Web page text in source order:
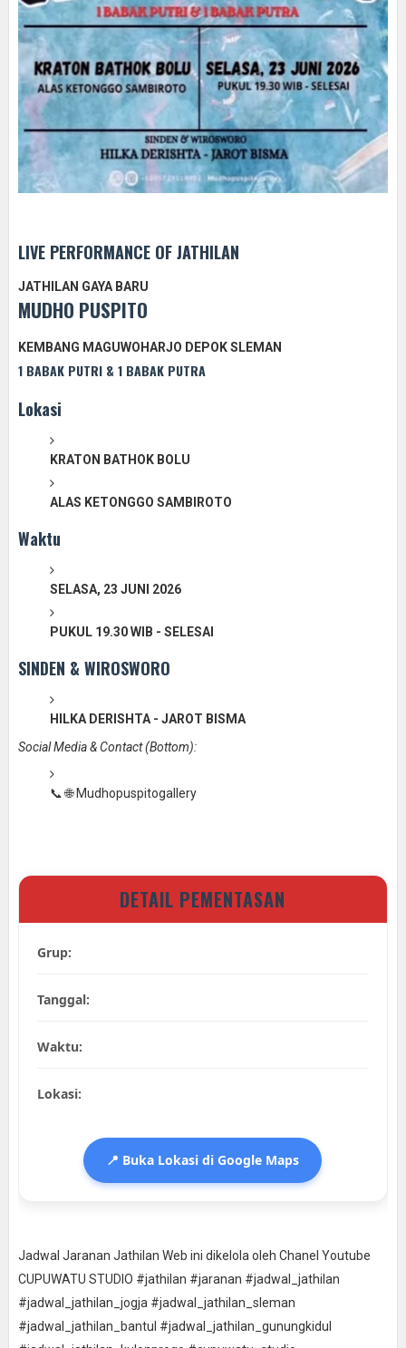
LIVE PERFORMANCE OF JATHILAN
JATHILAN GAYA BARU
MUDHO PUSPITO
KEMBANG MAGUWOHARJO DEPOK SLEMAN
1 BABAK PUTRI & 1 BABAK PUTRA
Lokasi
KRATON BATHOK BOLU
ALAS KETONGGO SAMBIROTO
Waktu
SELASA, 23 JUNI 2026
PUKUL 19.30 WIB - SELESAI
SINDEN & WIROSWORO
HILKA DERISHTA - JAROT BISMA
Social Media & Contact (Bottom):
📞 🌐 Mudhopuspitogallery
DETAIL PEMENTASAN
Grup:
Tanggal:
Waktu:
Lokasi:
📍 Buka Lokasi di Google Maps
Jadwal Jaranan Jathilan Web ini dikelola oleh Chanel Youtube
CUPUWATU STUDIO #jathilan #jaranan #jadwal_jathilan
#jadwal_jathilan_jogja #jadwal_jathilan_sleman
#jadwal_jathilan_bantul #jadwal_jathilan_gunungkidul